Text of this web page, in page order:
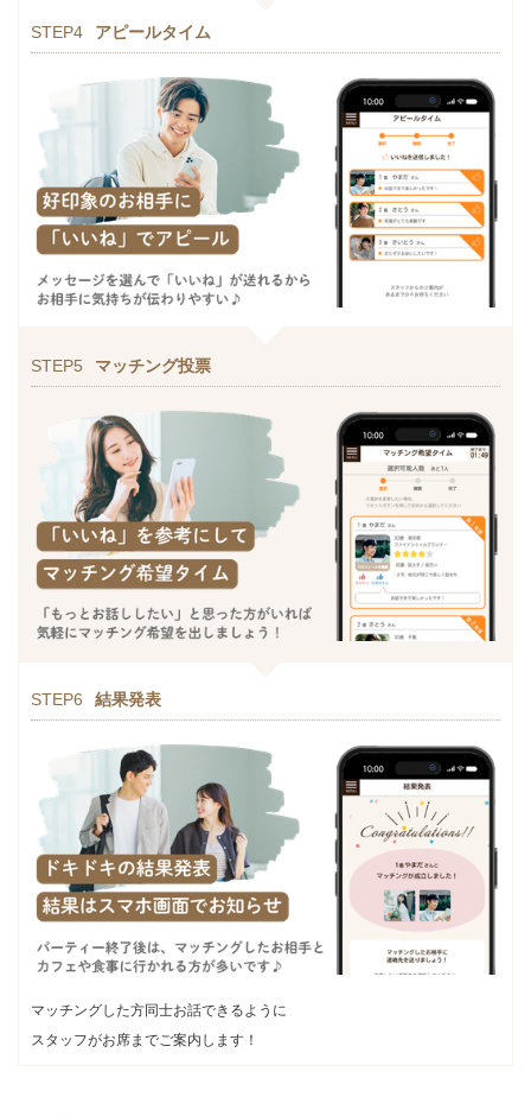
STEP4 アピールタイム
STEP5 マッチング投票
STEP6 結果発表
マッチングした方同士お話できるように
スタッフがお席までご案内します！